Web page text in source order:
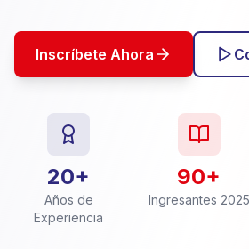
Inscríbete Ahora
20+
Años de
Experiencia
90+
Ingresantes 2025